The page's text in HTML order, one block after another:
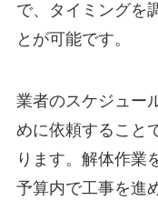
で、タイミングを
とが可能です。
業者のスケジュー
めに依頼すること
ります。解体作業
予算内で工事を進